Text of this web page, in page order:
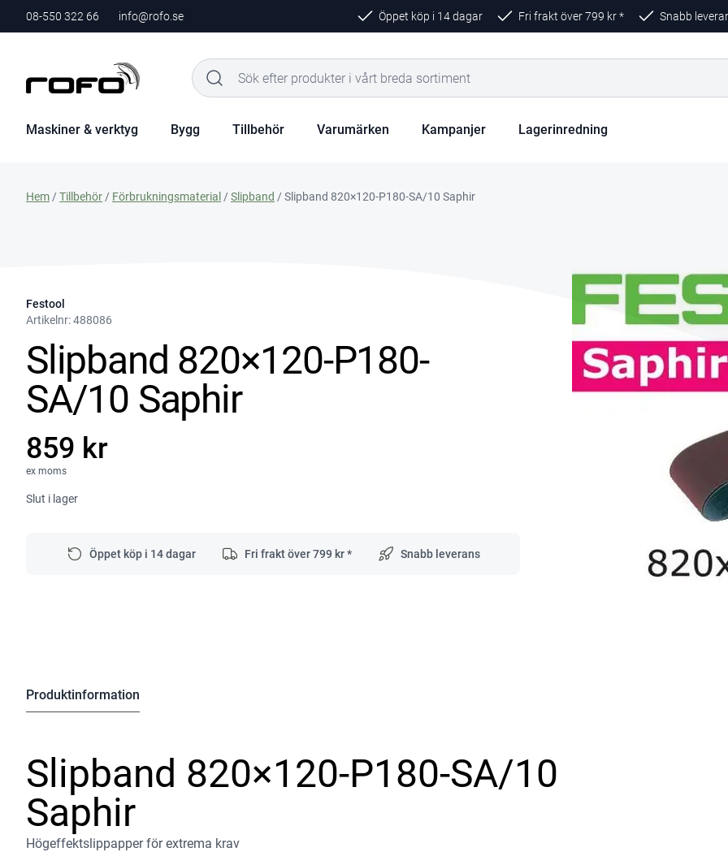
08-550 322 66 info@rofo.se Öppet köp i 14 dagar Fri frakt över799 kr * Snabb
Maskiner & verktyg Bygg Tillbehör Varumärken Kampanjer Lagerinredning
Hem /Tillbehör / Förbrukningsmaterial /Slipband / Slipband 820×120-P180-SA/10 Saphir
Festool
Artikelnr:488086
Slipband 820×120-P180-
SA/10 Saphir
859 kr
ex moms
Slut i lager
Öppet köp i 14 dagar Fri frakt över799 kr * Snabb leverans
Produktinformation
Slipband 820×120-P180-SA/10
Saphir
Högeffektslippapper för extrema krav